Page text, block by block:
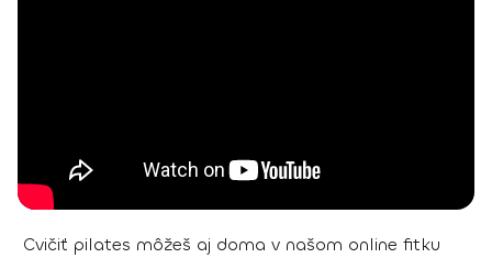
Cvičiť pilates môžeš aj doma v našom online fitku